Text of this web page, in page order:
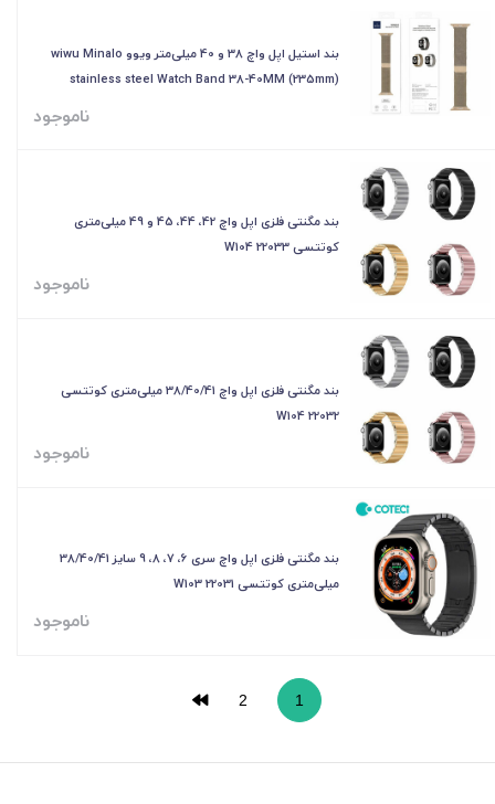
بند استیل اپل واچ 38 و 40 میلی‌متر ویوو wiwu Minalo
stainless steel Watch Band 38-40MM (235mm)
ناموجود
بند مگنتی فلزی اپل واچ 42، 44، 45 و 49 میلی‌متری
کوتتسی W104 22033
ناموجود
بند مگنتی فلزی اپل واچ 38/40/41 میلی‌متری کوتتسی
W104 22032
ناموجود
بند مگنتی فلزی اپل واچ سری 6، 7، 8، 9 سایز 38/40/41
میلی‌متری کوتتسی W103 22031
ناموجود
1
2